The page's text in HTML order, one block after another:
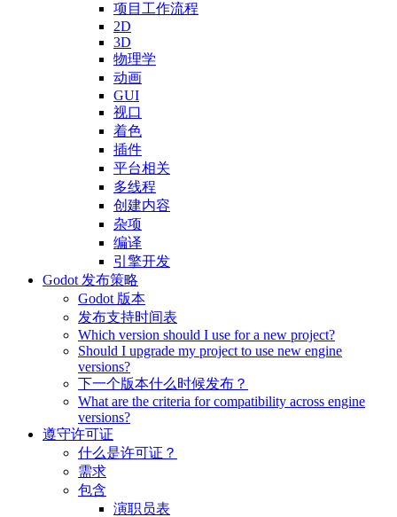
项目工作流程
2D
3D
物理学
动画
GUI
视口
着色
插件
平台相关
多线程
创建内容
杂项
编译
引擎开发
Godot 发布策略
Godot 版本
发布支持时间表
Which version should I use for a new project?
Should I upgrade my project to use new engine
versions?
下一个版本什么时候发布？
What are the criteria for compatibility across engine
versions?
遵守许可证
什么是许可证？
需求
包含
演职员表